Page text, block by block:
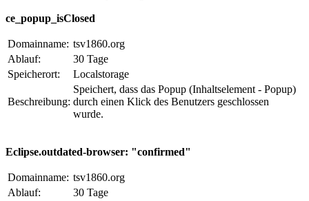
ce_popup_isClosed
Domainname: tsv1860.org
Ablauf:
30 Tage
Speicherort:
Localstorage
Beschreibung:
Speichert, dass das Popup (Inhaltselement - Popup)
durch einen Klick des Benutzers geschlossen
wurde.
Eclipse.outdated-browser: "confirmed"
Domainname: tsv1860.org
Ablauf:
30 Tage